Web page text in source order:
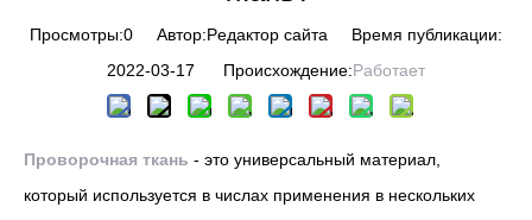
Просмотры:0 Автор:Pедактор сайта Время публикации:
2022-03-17 Происхождение:Работает
Проворочная ткань - это универсальный материал,
который используется в числах применения в нескольких